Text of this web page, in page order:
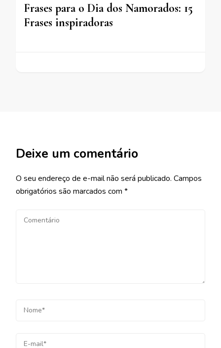
Frases para o Dia dos Namorados: 15
Frases inspiradoras
Deixe um comentário
O seu endereço de e-mail não será publicado. Campos
obrigatórios são marcados com *